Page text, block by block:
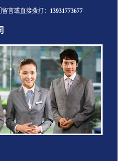
言或直接拨打： 13931773677